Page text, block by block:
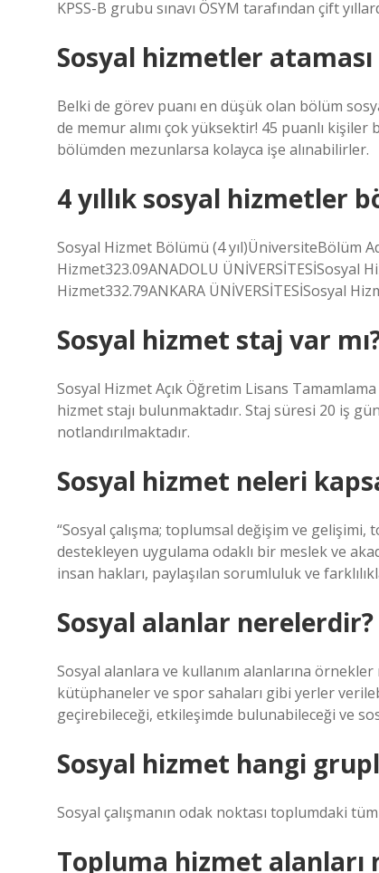
KPSS-B grubu sınavı ÖSYM tarafından çift
Sosyal hizmetler ataması
Belki de görev puanı en düşük olan bölüm
de memur alımı çok yüksektir! 45 puanlı kişiler
bölümden mezunlarsa kolayca işe alınabilirler.
4 yıllık sosyal hizmetler
Sosyal Hizmet Bölümü (4 yıl)ÜniversiteBölüm
Hizmet323.09ANADOLU ÜNİVERSİTESİSosyal
Hizmet332.79ANKARA ÜNİVERSİTESİSosyal
Sosyal hizmet staj var
Sosyal Hizmet Açık Öğretim Lisans Tamamlama
hizmet stajı bulunmaktadır. Staj süresi 20 iş
notlandırılmaktadır.
Sosyal hizmet neleri
“Sosyal çalışma; toplumsal değişim ve
destekleyen uygulama odaklı bir meslek ve
insan hakları, paylaşılan sorumluluk ve
Sosyal alanlar nerelerdir?
Sosyal alanlara ve kullanım alanlarına
kütüphaneler ve spor sahaları gibi yerler
geçirebileceği, etkileşimde bulunabileceği ve
Sosyal hizmet hangi
Sosyal çalışmanın odak noktası toplumdaki
Topluma hizmet alanları